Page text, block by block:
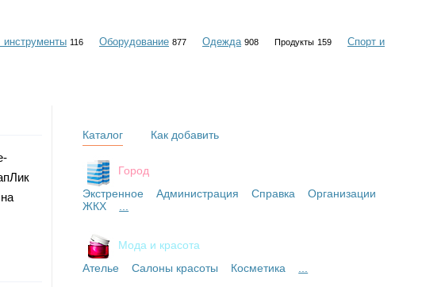
инструменты 116 Оборудование 877 Одежда 908 Продукты 159
Спорт и
Каталог
Город
Экстренное
Администрация Справка
Организации
ЖКХ
Мода и красота
Ателье
Салоны красоты Косметика
Как добавить